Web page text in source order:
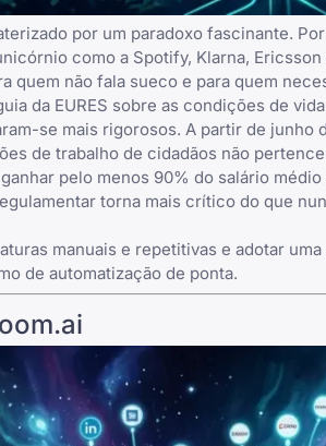
por um paradoxo fascinante.
como a Spotify, Klarna,
quem não fala sueco e para quem
da EURES sobre as condições de
se mais rigorosos. A partir de
de trabalho de cidadãos não
pelo menos 90% do salário
torna mais crítico do que
manuais e repetitivas e adotar
de automatização de ponta.